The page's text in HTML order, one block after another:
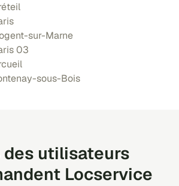
sur-Marne
03
sous-Bois
des utilisateurs
Locservice